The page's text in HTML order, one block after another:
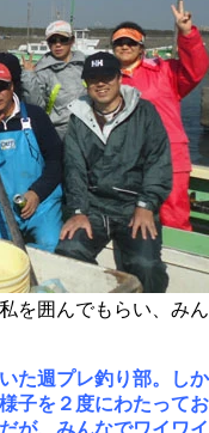
を囲んでもらい、みん
た週プレ釣り部。しか
子を２度にわたってお
が、みんなでワイワイ